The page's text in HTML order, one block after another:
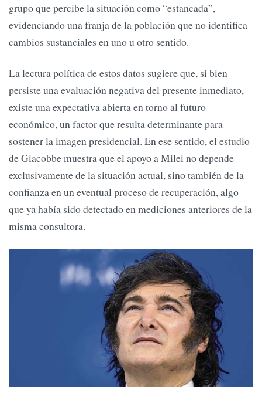
grupo que percibe la situación como “estancada”,
evidenciando una franja de la población que no identifica
cambios sustanciales en uno u otro sentido.
La lectura política de estos datos sugiere que, si bien
persiste una evaluación negativa del presente inmediato,
existe una expectativa abierta en torno al futuro
económico, un factor que resulta determinante para
sostener la imagen presidencial. En ese sentido, el estudio
de Giacobbe muestra que el apoyo a Milei no depende
exclusivamente de la situación actual, sino también de la
confianza en un eventual proceso de recuperación, algo
que ya había sido detectado en mediciones anteriores de la
misma consultora.